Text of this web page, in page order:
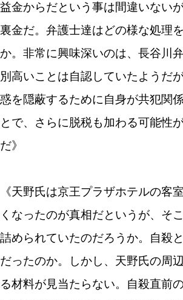
益金からだという事は間違いない
裏金だ。弁護士達はどの様な処理
か。非常に興味深いのは、長谷川
別高いことは自認していたようだ
惑を隠蔽するために自身が共犯関
とで、さらに脱税も加わる可能性
だ》
《天野氏は京王プラザホテルの客
くなったのが真相だというが、そ
詰められていたのだろうか。自殺
だったのか。しかし、天野氏の周
る材料が見当たらない。自殺直前